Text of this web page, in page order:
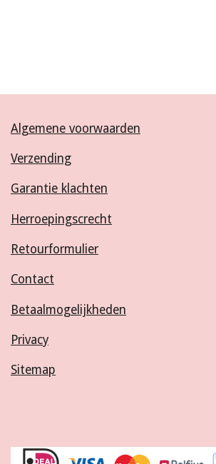
Algemene voorwaarden
Verzending
Garantie klachten
Herroepingscrecht
Retourformulier
Contact
Betaalmogelijkheden
Privacy
Sitemap